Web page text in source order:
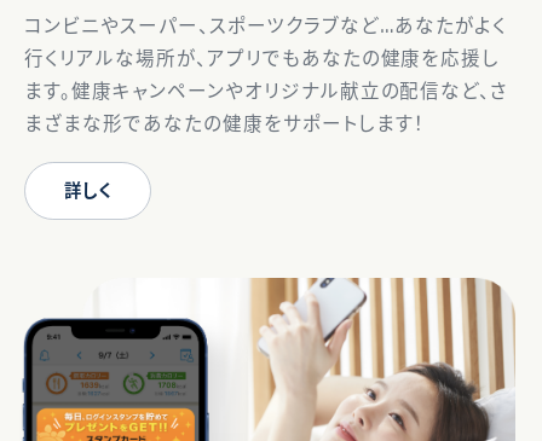
コンビニやスーパー、スポーツクラブなど…あなたがよく
行くリアルな場所が、アプリでもあなたの健康を応援し
ます。健康キャンペーンやオリジナル献立の配信など、さ
まざまな形であなたの健康をサポートします！
詳しく